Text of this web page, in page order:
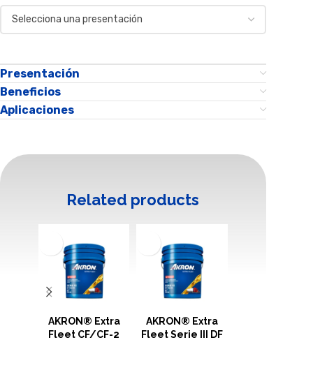
Presentación
Beneficios
Aplicaciones
Related products
AKRON® Extra
Fleet CF/CF-2
AKRON® Extra
Fleet Serie III DF